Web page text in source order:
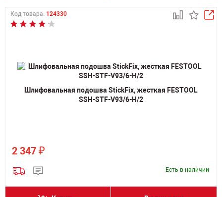
Код товара: 124330
Шлифовальная подошва StickFix, жесткая FESTOOL
SSH-STF-V93/6-H/2
2 347 ₽
Есть в наличии